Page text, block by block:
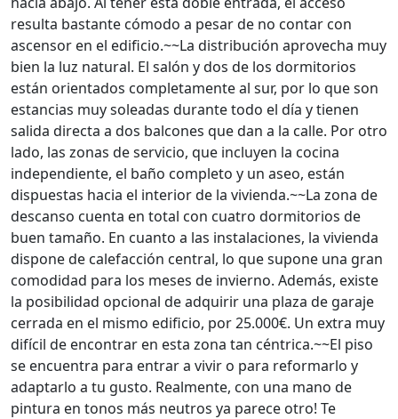
resulta bastante cómodo a pesar de no contar con
ascensor en el edificio.~~La distribución aprovecha muy
bien la luz natural. El salón y dos de los dormitorios
están orientados completamente al sur, por lo que son
estancias muy soleadas durante todo el día y tienen
salida directa a dos balcones que dan a la calle. Por otro
lado, las zonas de servicio, que incluyen la cocina
independiente, el baño completo y un aseo, están
dispuestas hacia el interior de la vivienda.~~La zona de
descanso cuenta en total con cuatro dormitorios de
buen tamaño. En cuanto a las instalaciones, la vivienda
dispone de calefacción central, lo que supone una gran
comodidad para los meses de invierno. Además, existe
la posibilidad opcional de adquirir una plaza de garaje
cerrada en el mismo edificio, por 25.000€. Un extra muy
difícil de encontrar en esta zona tan céntrica.~~El piso
se encuentra para entrar a vivir o para reformarlo y
adaptarlo a tu gusto. Realmente, con una mano de
pintura en tonos más neutros ya parece otro! Te